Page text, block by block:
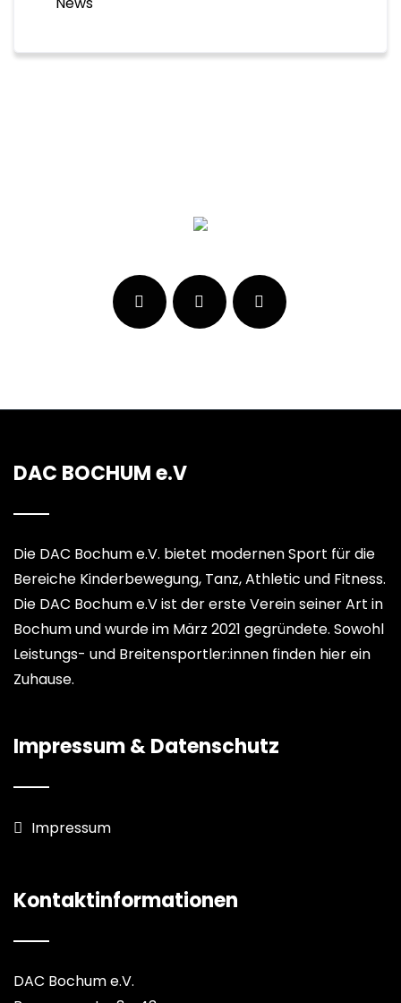
DAC BOCHUM e.V
Die DAC Bochum e.V. bietet modernen Sport für die
Bereiche Kinderbewegung, Tanz, Athletic und Fitness.
Die DAC Bochum e.V ist der erste Verein seiner Art in
Bochum und wurde im März 2021 gegründete. Sowohl
Leistungs- und Breitensportler:innen finden hier ein
Zuhause.
Impressum & Datenschutz
Impressum
Kontaktinformationen
DAC Bochum e.V.